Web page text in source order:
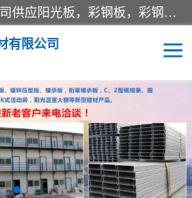
郑州鑫纵建材有限公司供应阳光板，彩钢板，彩钢钢构工程是一家集生产销售租赁安装于一体的企业，主要生产PC采光板，耐力板，仿古琉璃采光板，岩棉板、彩钢压型板、镀锌压型板、桁架楼承板，C、Z型钢檩条、围挡板、轻钢结构，阳光温室大棚等新型建材产品。公司旗下有多台移动式高空压瓦机租赁，承接全国各地业务，专业对外租赁各种型号压瓦机。
有限公司
ASA合成树脂仿古瓦
FRP采光板
PC耐力板